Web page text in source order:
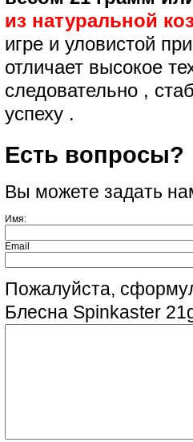
из натуральной
игре и уловистой
отличает высокое
следовательно ,
успеху .
Есть вопросы?
Вы можете задать
Имя:
Email
Пожалуйста,
Блесна Spinkaster